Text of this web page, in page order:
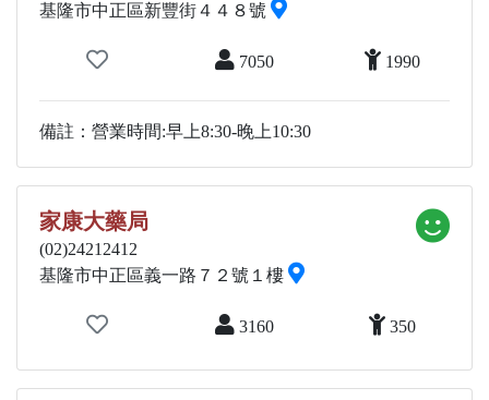
基隆市中正區新豐街４４８號
7050 1990
備註：營業時間:早上8:30-晚上10:30
家康大藥局
(02)24212412
基隆市中正區義一路７２號１樓
3160 350